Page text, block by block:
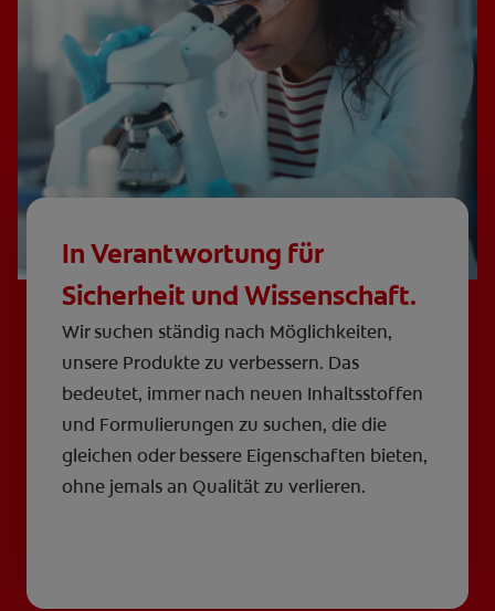
In Verantwortung für
Sicherheit und Wissenschaft.
Wir suchen ständig nach Möglichkeiten,
unsere Produkte zu verbessern. Das
bedeutet, immer nach neuen Inhaltsstoffen
und Formulierungen zu suchen, die die
gleichen oder bessere Eigenschaften bieten,
ohne jemals an Qualität zu verlieren.